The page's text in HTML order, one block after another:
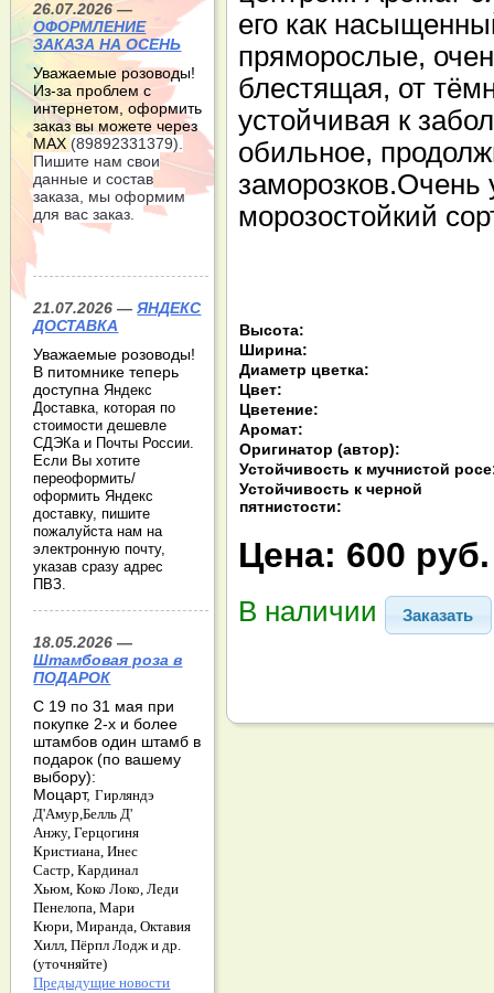
его как
пряморослые,
блестящая, от
устойчивая к
обильное,
заморозков.Очень
морозостойкий
Высота:
Ширина:
Диаметр цветка:
Цвет:
Цветение:
Аромат:
Оригинатор (автор):
Устойчивость к мучнистой
Устойчивость к черной
пятнистости:
Цена: 600 руб.
В наличии Заказать
26.07.2026 —
ОФОРМЛЕНИЕ
ЗАКАЗА НА ОСЕНЬ
Уважаемые розоводы!
Из-за проблем с
интернетом, оформить
заказ вы можете через
МАХ (89892331379).
Пишите нам свои
данные и состав
заказа, мы оформим
для вас заказ.
21.07.2026 —ЯНДЕКС
ДОСТАВКА
Уважаемые розоводы!
В питомнике теперь
доступнаЯндекс
Доставка, которая по
стоимости дешевле
СДЭКа и Почты России.
Если Вы хотите
переоформить/
оформить Яндекс
доставку, пишите
пожалуйста нам на
электронную почту,
указав сразу адрес
ПВЗ.
18.05.2026 —
Штамбовая роза в
ПОДАРОК
С 19 по 31 мая при
покупке 2-х и более
штамбов один штамб в
подарок (по вашему
выбору):
Моцарт,Гирляндэ
Д'Амур,Белль Д'
Анжу,Герцогиня
Кристиана,Инес
Састр,Кардинал
Хьюм,Коко Локо,Леди
Пенелопа,Мари
Кюри,Миранда,Октавия
Хилл,Пёрпл Лодж и др.
(уточняйте)
Предыдущие новости